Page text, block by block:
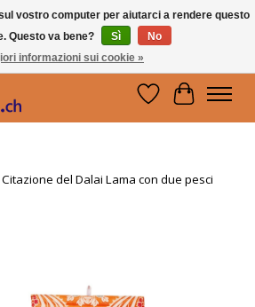
der Welt.
Lista deiCarrello
del Dalai Lama con due pesci
vostro computer per aiutarci a rendere questo
Questo va bene?
Sì
No
informazioni sui cookie »